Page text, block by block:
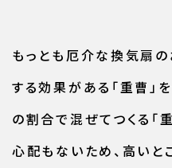
もっとも厄介な換気扇
する効果がある「重曹」
の割合で混ぜてつくる「
心配もないため、高いと